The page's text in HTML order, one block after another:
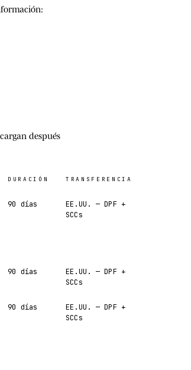
después
DURACIÓN TRANSFERENCIA
90 días
EE.UU. — DPF +
SCCs
90 días
EE.UU. — DPF +
SCCs
90 días
EE.UU. — DPF +
SCCs